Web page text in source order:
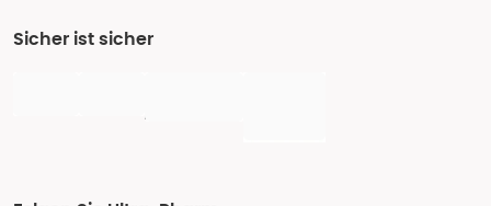
Sicher ist sicher